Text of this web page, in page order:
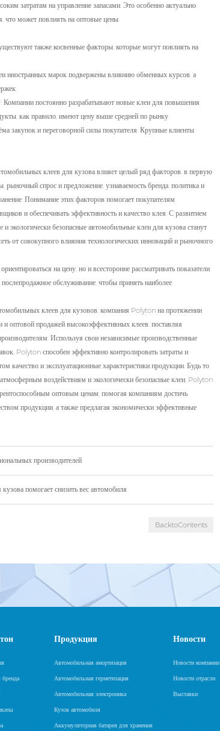
затратам на управление запасами. Это особенно актуально,
что может повлиять на оптовые цены.
также косвенные факторы, которые могут повлиять на
иностранных марок подвержены влиянию обменных курсов, а
постоянно разрабатывают новые клеи для повышения
как правило, имеют цену выше средней по рынку.
закупок и переговорной силы покупателя. Крупные клиенты
клеев для кузова влияет целый ряд факторов, в первую
рыночный спрос и предложение, узнаваемость бренда, политика и
Понимание этих факторов помогает покупателям
и обеспечивать эффективность и качество клея. С развитием
безопасные автомобильные клеи для кузова станут
от совокупного влияния технологических инноваций и рыночного
на цену, но и всесторонне рассматривать показатели
обслуживание, чтобы принять наиболее
клеев для кузовов, компания Polyton на протяжении
и оптовой продажей высокоэффективных клеев, поставляя
Используя свои независимые производственные
Polyton способен эффективно контролировать затраты и
качество и эксплуатационные характеристики продукции. Будь то
воздействиям и экологически безопасные клеи, Polyton
оптовым ценам, помогая компаниям достичь
продукции, а также предлагая экономически эффективные
производителей
помогает снизить вес автомобиля
BacktoContents
бренда
Продукция
Автомобильная амортизация
Автомобильная герметизация
Автомобильная электроника
Кузов автомобиля
Аккумуляторная батарея для хранения
Новости
Новости компании
Новости отрасли
Выставки